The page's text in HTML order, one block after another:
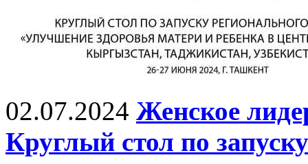
02.07.2024 Женское
Круглый стол по